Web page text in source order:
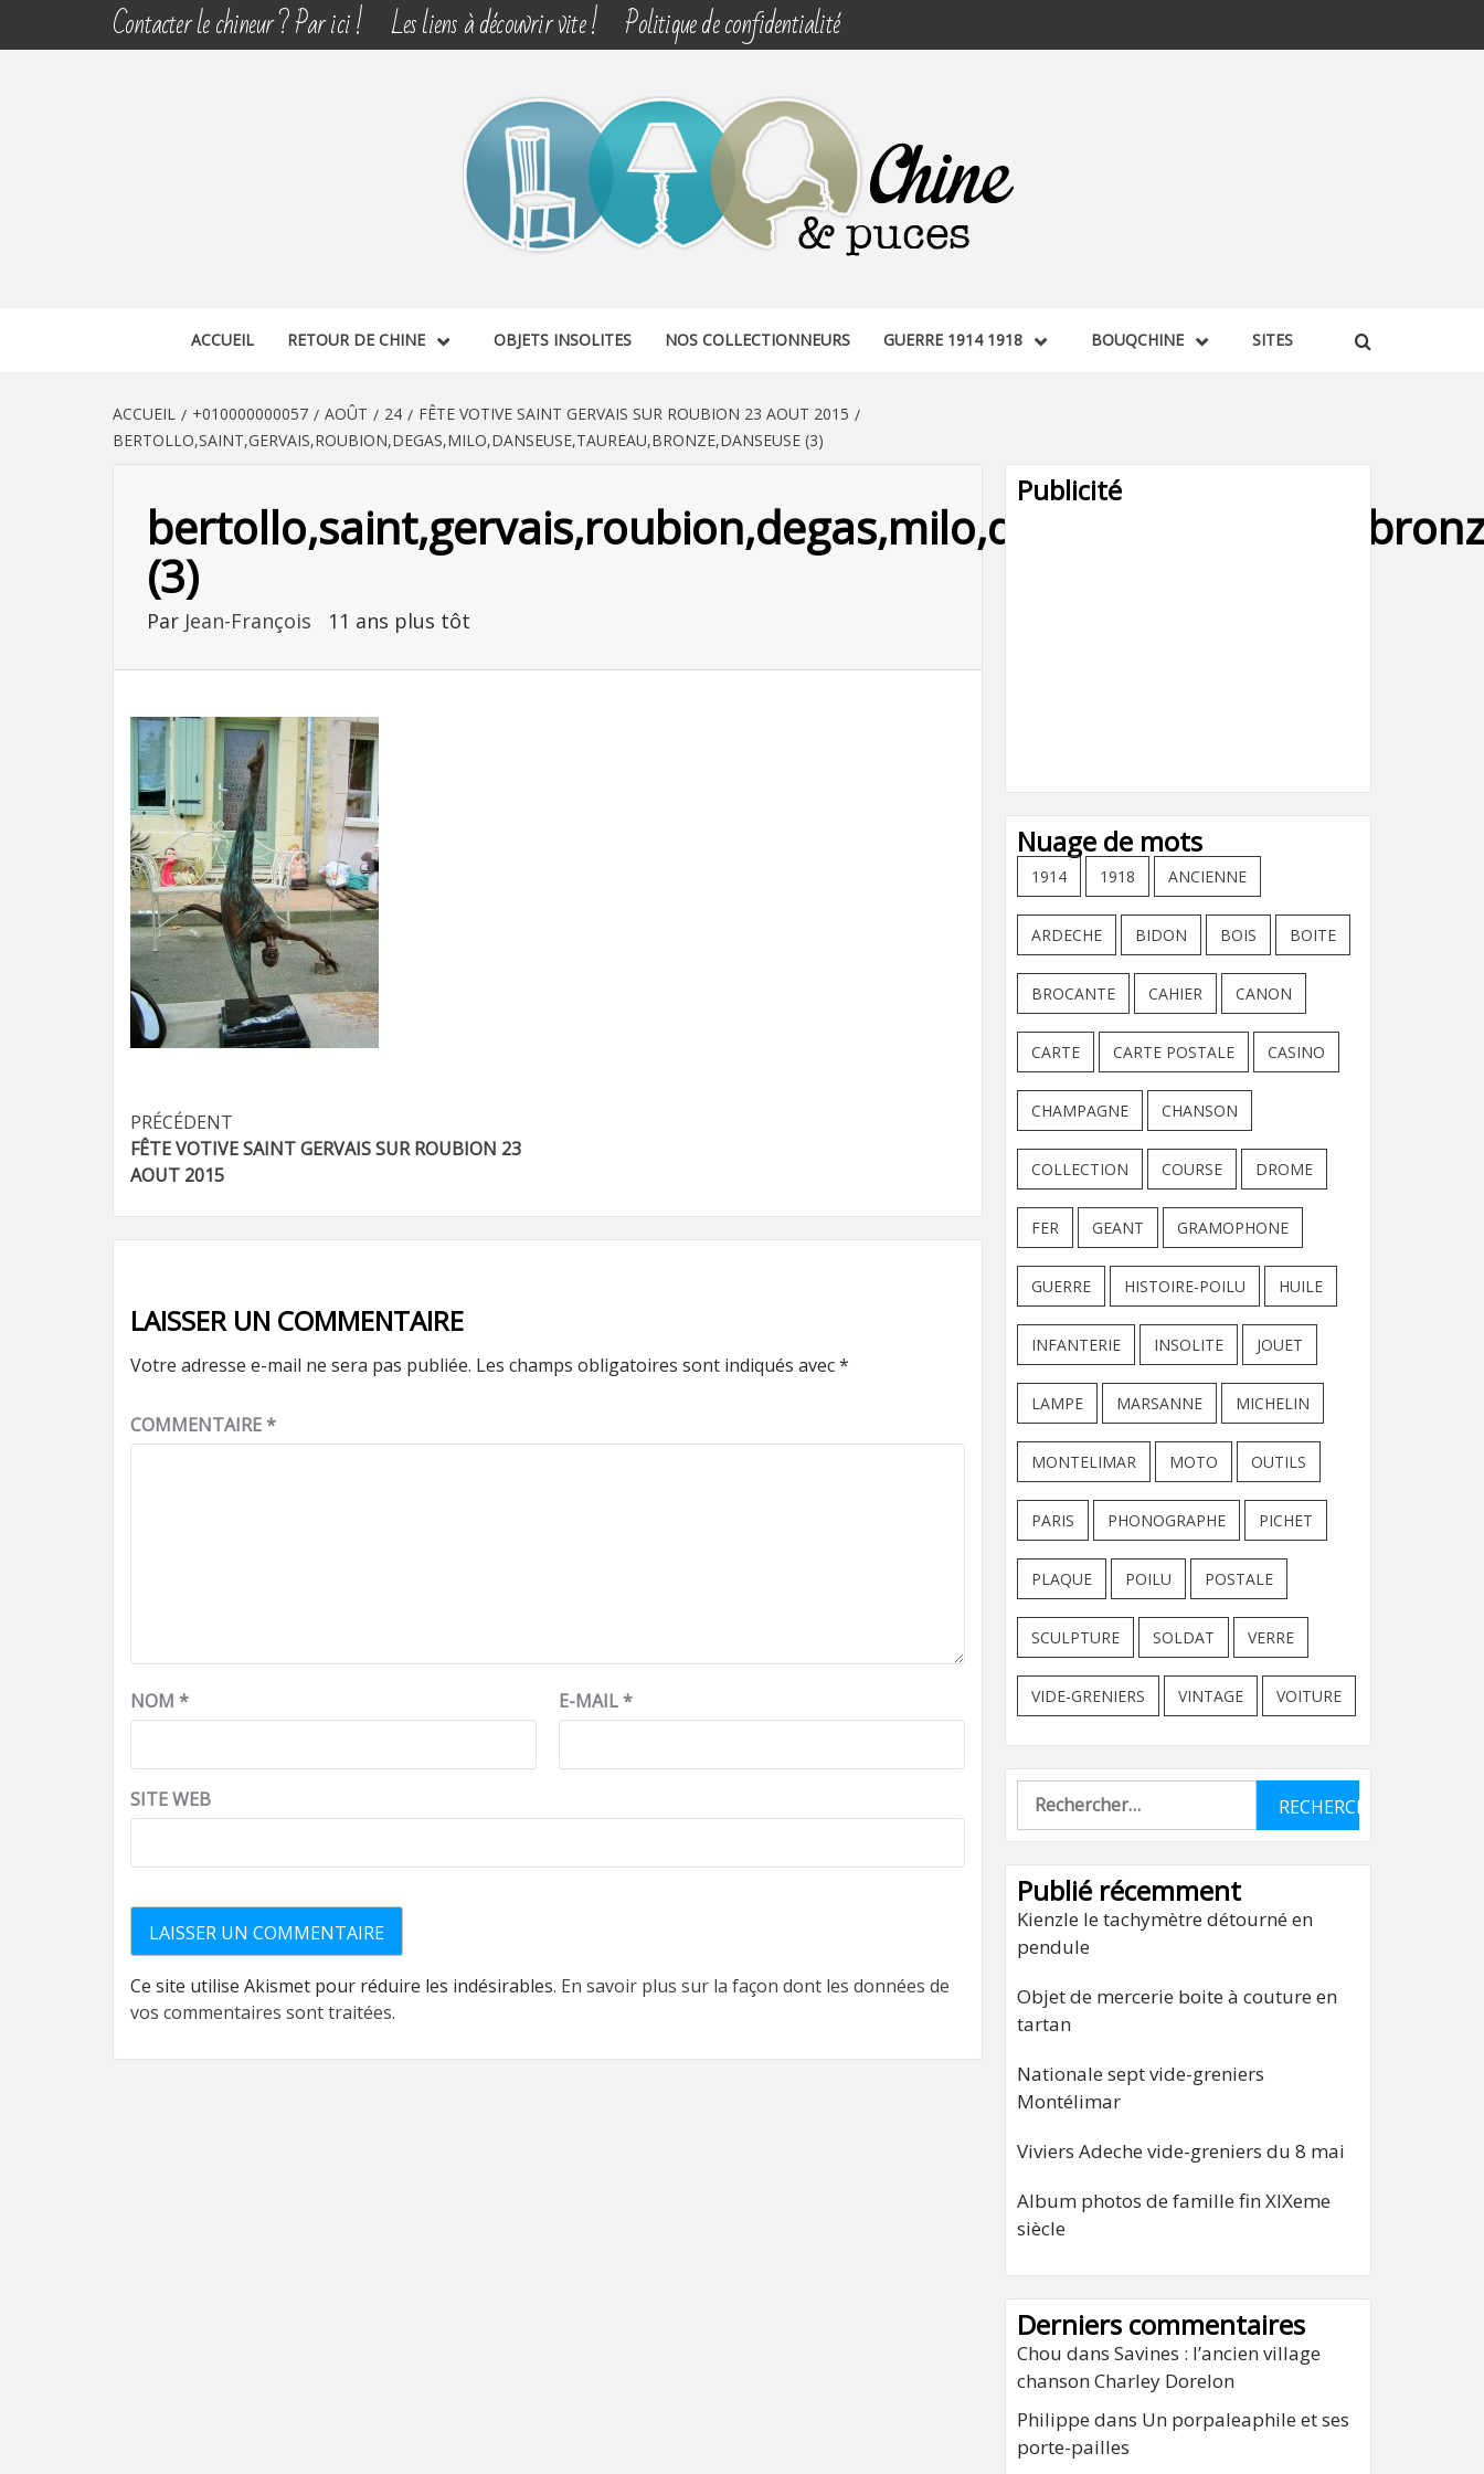
Contacter le chineur ? Par ici ! Les liens à découvrir vite ! Politique de confidentialité
CHINE & PUCES
ACCUEIL RETOUR DE CHINE OBJETS INSOLITES NOS COLLECTIONNEURS GUERRE 1914 1918 BOUQCHINE SITES
ACCUEIL +010000000057 AOÛT 24
FÊTE VOTIVE SAINT GERVAIS SUR ROUBION 23 AOUT 2015
BERTOLLO,SAINT,GERVAIS,ROUBION,DEGAS,MILO,DANSEUSE,TAUREAU,BRONZE,DANSEUSE (3)
(3)
Par Jean-François 11 ans plus tôt
Navigation
d’article
PRÉCÉDENT
FÊTE VOTIVE SAINT GERVAIS SUR ROUBION 23
AOUT 2015
LAISSER UN COMMENTAIRE
Votre adresse e-mail ne sera pas publiée. Les champs obligatoires sont indiqués avec*
COMMENTAIRE*
NOM * E-MAIL*
SITE WEB
Ce site utilise Akismet pour réduire les indésirables. En savoir plus sur la façon dont les données de
vos commentaires sont traitées.
Publicité
Nuage de mots
1914 1918 ANCIENNE
ARDECHE BIDON BOIS BOITE
BROCANTE CAHIER CANON
CARTE CARTE POSTALE CASINO
CHAMPAGNE CHANSON
COLLECTION COURSE DROME
FER GEANT GRAMOPHONE
GUERRE HISTOIRE-POILU HUILE
INFANTERIE INSOLITE JOUET
LAMPE MARSANNE MICHELIN
MONTELIMAR MOTO OUTILS
PARIS PHONOGRAPHE PICHET
PLAQUE POILU POSTALE
SCULPTURE SOLDAT VERRE
VIDE-GRENIERS VINTAGE VOITURE
Rechercher :
Publié récemment
Kienzle le tachymètre détourné en
pendule
Objet de mercerie boite à couture en
tartan
Nationale sept vide-greniers
Montélimar
Viviers Adeche vide-greniers du 8 mai
Album photos de famille fin XIXeme
siècle
Derniers commentaires
Chou dans Savines : l’ancien village
chanson Charley Dorelon
Philippe dans Un porpaleaphile et ses
porte-pailles